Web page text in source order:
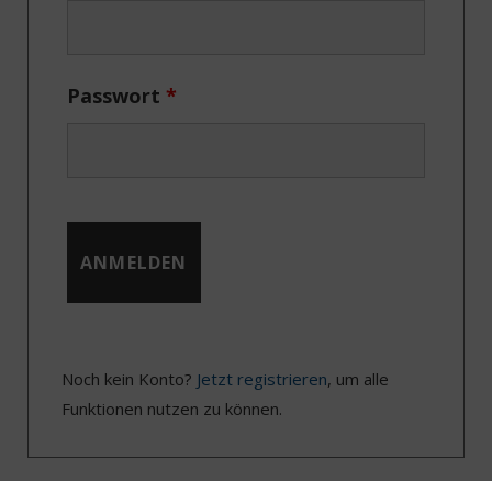
Passwort *
Noch kein Konto? Jetzt registrieren, um alle
Funktionen nutzen zu können.